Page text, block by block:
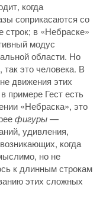
когда
соприкасаются со
строк; в «Небраске»
модус
области. Но
так это человека. В
движения этих
примере Гест есть
«Небраска», это
фигуры—
удивления,
когда
но не
к длинным строкам
этих сложных